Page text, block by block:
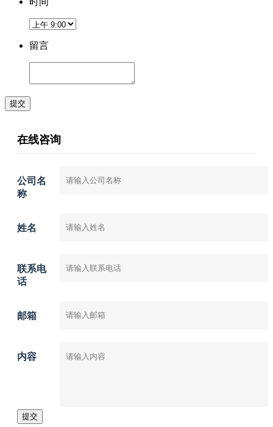
留言
提交
在线咨询
公司名
称
姓名
联系电
话
邮箱
内容
提交